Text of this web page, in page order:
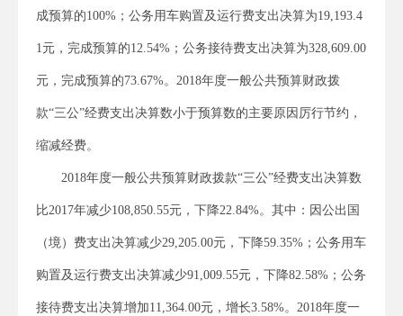
成预算的100%；公务用车购置及运行费支出决算为19,193.4
1元，完成预算的12.54%；公务接待费支出决算为328,609.00
元，完成预算的73.67%。2018年度一般公共预算财政拨
款“三公”经费支出决算数小于预算数的主要原因厉行节约，
缩减经费。
2018年度一般公共预算财政拨款“三公”经费支出决算数
比2017年减少108,850.55元，下降22.84%。其中：因公出国
（境）费支出决算减少29,205.00元，下降59.35%；公务用车
购置及运行费支出决算减少91,009.55元，下降82.58%；公务
接待费支出决算增加11,364.00元，增长3.58%。2018年度一